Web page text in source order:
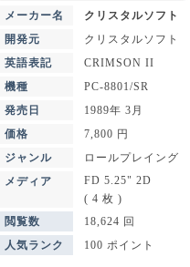
メーカー名
クリスタルソフト
開発元
クリスタルソフト
英語表記
CRIMSON II
機種
PC-8801/SR
発売日
1989年 3月
価格
7,800 円
ジャンル
ロールプレイング
メディア
FD 5.25" 2D
( 4 枚 )
閲覧数
18,624 回
人気ランク
100 ポイント